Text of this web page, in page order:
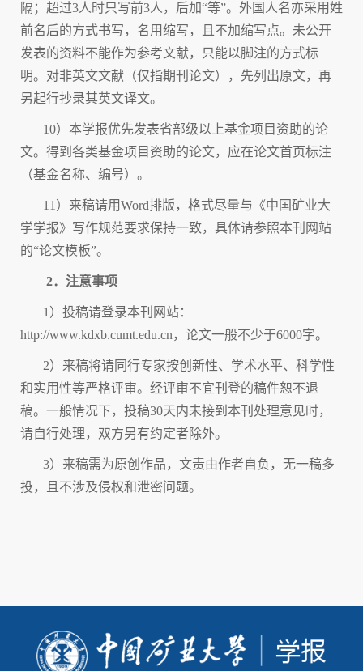
隔；超过3人时只写前3人，后加“等”。外国人名亦采用姓
前名后的方式书写，名用缩写，且不加缩写点。未公开
发表的资料不能作为参考文献，只能以脚注的方式标
明。对非英文文献（仅指期刊论文），先列出原文，再
另起行抄录其英文译文。
10）本学报优先发表省部级以上基金项目资助的论
文。得到各类基金项目资助的论文，应在论文首页标注
（基金名称、编号）。
11）来稿请用Word排版，格式尽量与《中国矿业大
学学报》写作规范要求保持一致，具体请参照本刊网站
的“论文模板”。
2．注意事项
1）投稿请登录本刊网站：
http://www.kdxb.cumt.edu.cn，论文一般不少于6000字。
2）来稿将请同行专家按创新性、学术水平、科学性
和实用性等严格评审。经评审不宜刊登的稿件恕不退
稿。一般情况下，投稿30天内未接到本刊处理意见时，
请自行处理，双方另有约定者除外。
3）来稿需为原创作品，文责由作者自负，无一稿多
投，且不涉及侵权和泄密问题。